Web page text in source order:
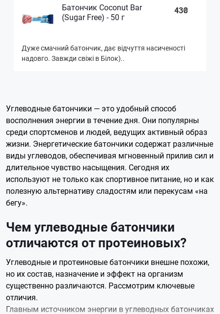
Батончик Сoconut Bar
(Sugar Free) - 50 г
43₴
Дуже смачний батончик, дає відчуття насиченості
надовго. Завжди свіжі в Білок)..
Углеводные батончики — это удобный способ
восполнения энергии в течение дня. Они популярны
среди спортсменов и людей, ведущих активный образ
жизни. Энергетические батончики содержат различные
виды углеводов, обеспечивая мгновенный прилив сил и
длительное чувство насыщения. Сегодня их
используют не только как спортивное питание, но и как
полезную альтернативу сладостям или перекусам «на
бегу».
Чем углеводные батончики
отличаются от протеиновых?
Углеводные и протеиновые батончики внешне похожи,
но их состав, назначение и эффект на организм
существенно различаются. Рассмотрим ключевые
отличия.
Главным источником энергии в углеводных батончиках